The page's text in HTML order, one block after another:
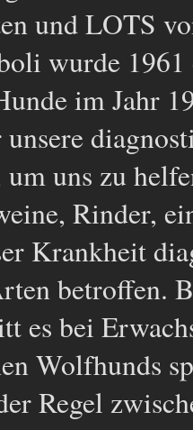
und LOTS
wurde 1961
im Jahr
uns zu
Rinder,
Krankheit
betroffen.
es bei
Wolfhunds
Regel